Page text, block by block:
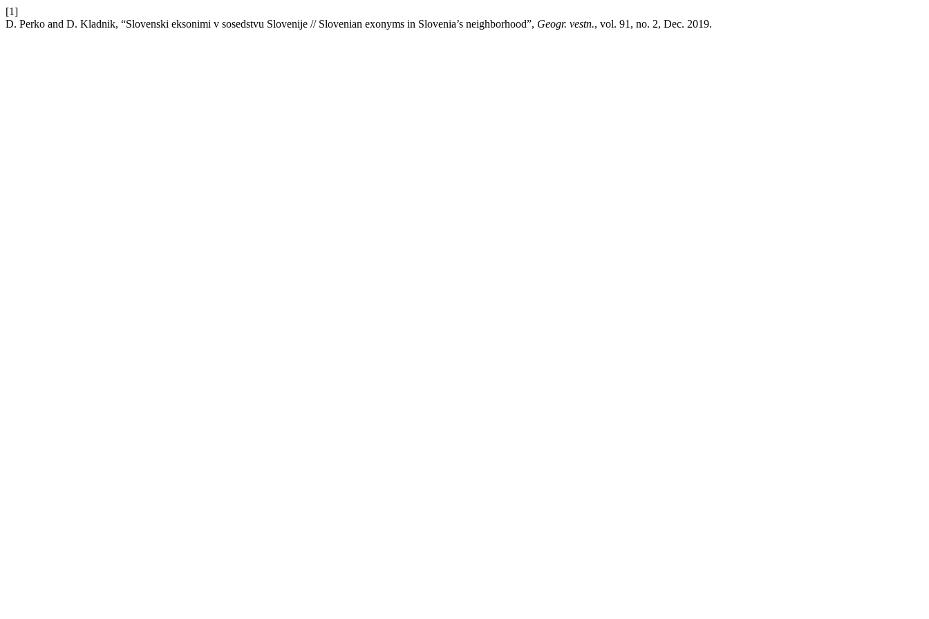
[1]
D. Perko and D. Kladnik, “Slovenski eksonimi v sosedstvu Slovenije // Slovenian exonyms in Slovenia’s neighborhood”, Geogr. vestn., vol. 91, no. 2, Dec. 2019.